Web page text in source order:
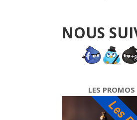
NOUS
LES PROMOS